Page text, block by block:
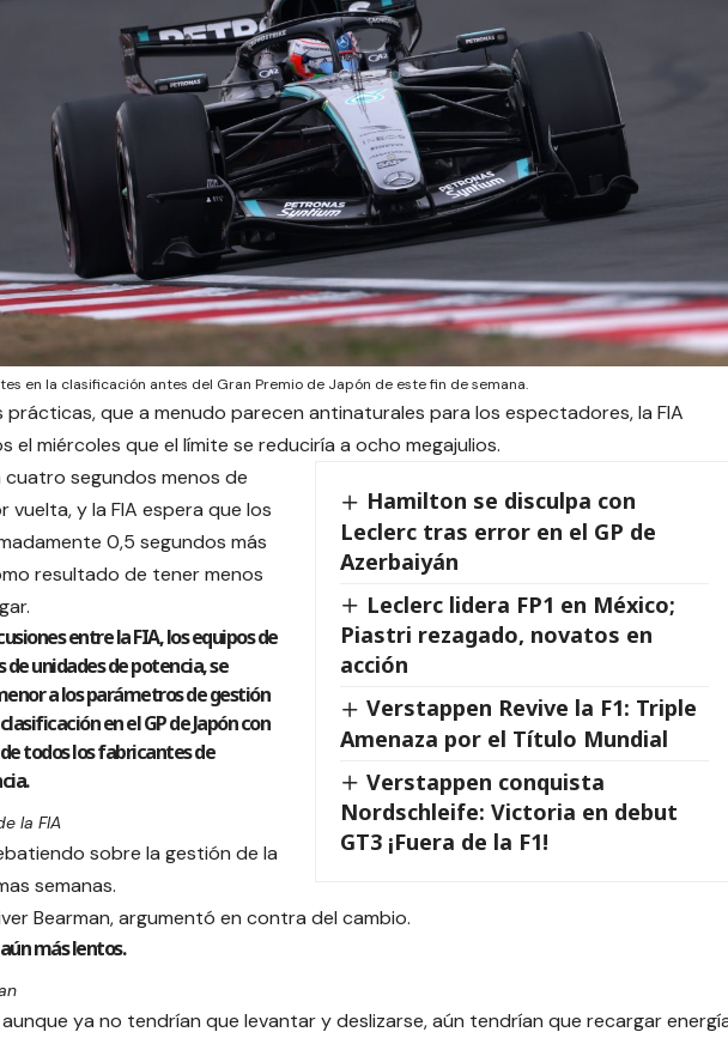
en la clasificación antes del Gran Premio de Japón de este fin de semana.
prácticas, que a menudo parecen antinaturales para los espectadores, la FIA
el miércoles que el límite se reduciría a ocho megajulios.
Hamilton se disculpa con
Leclerc tras error en el GP de
Azerbaiyán
Leclerc lidera FP1 en México;
Piastri rezagado, novatos en
acción
Verstappen Revive la F1: Triple
Amenaza por el Título Mundial
Verstappen conquista
Nordschleife: Victoria en debut
GT3 ¡Fuera de la F1!
cuatro segundos menos de
vuelta, y la FIA espera que los
0,5 segundos más
resultado de tener menos
entre la FIA, los equipos de
de unidades de potencia, se
a los parámetros de gestión
en el GP de Japón con
todos los fabricantes de
la FIA
sobre la gestión de la
semanas.
Bearman, argumentó en contra del cambio.
más lentos.
ya no tendrían que levantar y deslizarse, aún tendrían que recargar